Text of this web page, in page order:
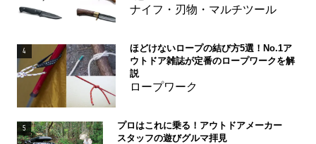
ナイフ・刃物・マルチツール
4
ほどけないロープの結び方5選！No.1ア
ウトドア雑誌が定番のロープワークを解
説
ロープワーク
5
プロはこれに乗る！アウトドアメーカー
スタッフの遊びグルマ拝見